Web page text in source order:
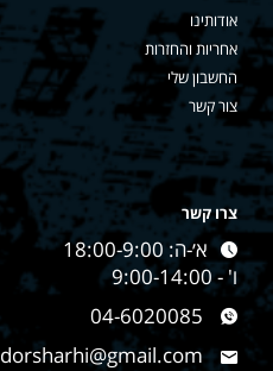
אודותינו
אחריות והחזרות
החשבון שלי
צור קשר
צרו קשר
א׳-ה: 18:00-9:00
ו' - 9:00-14:00
04-6020085
dorsharhi@gmail.com